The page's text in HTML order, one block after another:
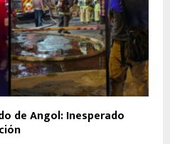
de Angol: Inesperado